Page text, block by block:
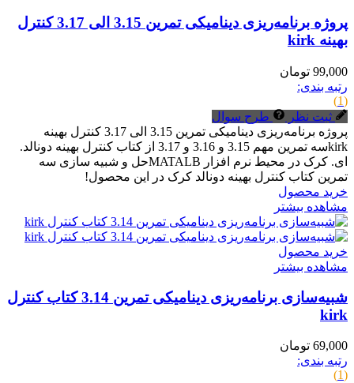
پروژه برنامه‌ریزی دینامیکی تمرین 3.15 الی 3.17 کنترل
بهینه kirk
99,000 تومان
رتبه بندی:
(1)
ثبت نظر
طرح سوال
پروژه برنامه‌ریزی دینامیکی تمرین 3.15 الی 3.17 کنترل بهینه
kirkسه تمرین مهم 3.15 و 3.16 و 3.17 از کتاب کنترل بهینه دونالد.
ای. کرک در محیط نرم افزار MATALBحل و شبیه سازی سه
تمرین کتاب کنترل بهینه دونالد کرک در این محصول!
خرید محصول
مشاهده بیشتر
خرید محصول
مشاهده بیشتر
شبیه‌سازی برنامه‌ریزی دینامیکی تمرین 3.14 کتاب کنترل
kirk
69,000 تومان
رتبه بندی:
(1)